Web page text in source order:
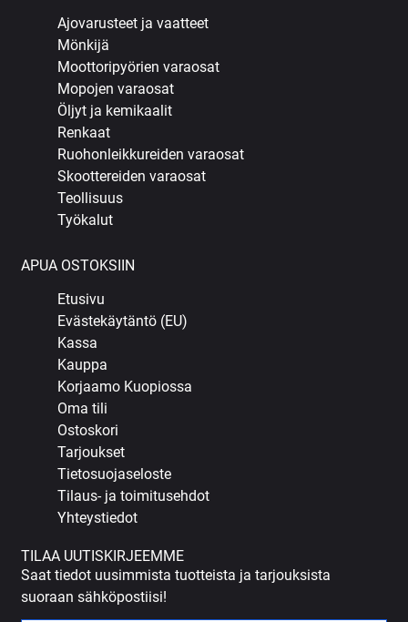
Ajovarusteet ja vaatteet
Mönkijä
Moottoripyörien varaosat
Mopojen varaosat
Öljyt ja kemikaalit
Renkaat
Ruohonleikkureiden varaosat
Skoottereiden varaosat
Teollisuus
Työkalut
APUA OSTOKSIIN
Etusivu
Evästekäytäntö (EU)
Kassa
Kauppa
Korjaamo Kuopiossa
Oma tili
Ostoskori
Tarjoukset
Tietosuojaseloste
Tilaus- ja toimitusehdot
Yhteystiedot
TILAA UUTISKIRJEEMME
Saat tiedot uusimmista tuotteista ja tarjouksista
suoraan sähköpostiisi!